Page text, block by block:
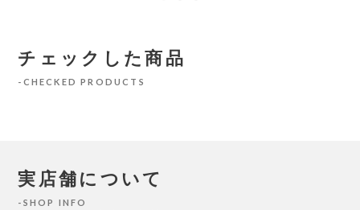
チェックした商品
CHECKED PRODUCTS
実店舗について
SHOP INFO